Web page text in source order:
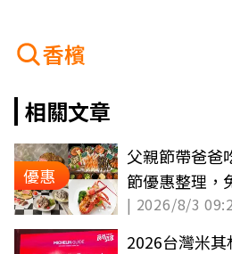
香檳
相關文章
優惠
父親節帶爸爸
節優惠整理，
甜點
| 2026/8/3
2026台灣米